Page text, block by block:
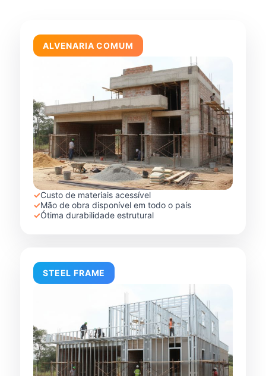
ALVENARIA COMUM
✓Custo de materiais acessível
✓Mão de obra disponível em todo o país
✓Ótima durabilidade estrutural
STEEL FRAME